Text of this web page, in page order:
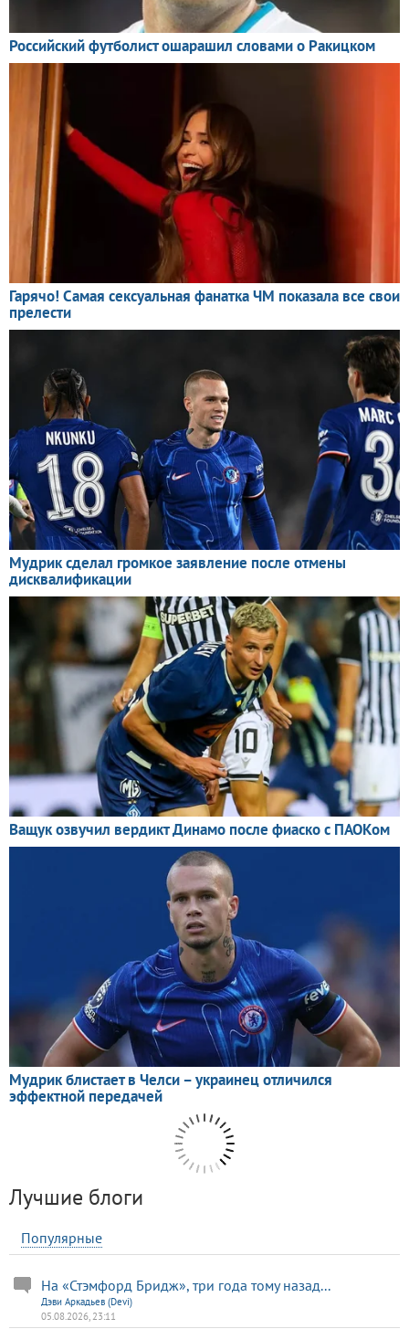
Лучшие блоги
Популярные
На «Стэмфорд Бридж», три года тому назад...
Дэви Аркадьев (Devi)
05.08.2026, 23:11